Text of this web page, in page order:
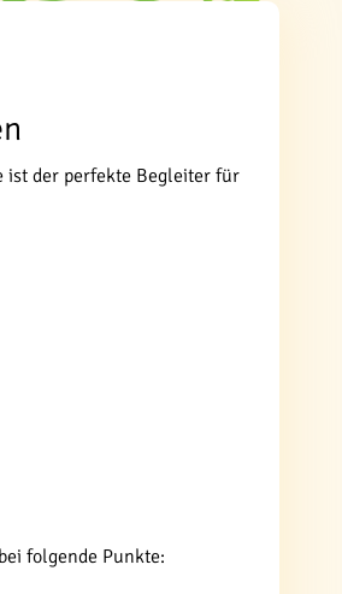
ist der perfekte Begleiter für
folgende Punkte: